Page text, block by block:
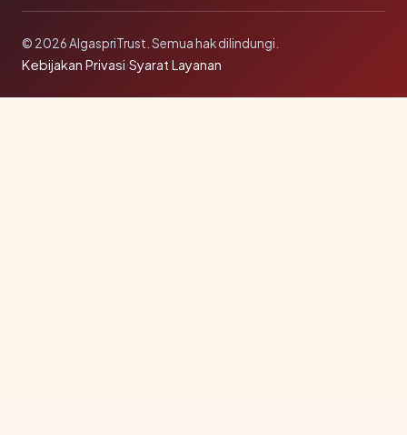
© 2026 AlgaspriTrust. Semua hak dilindungi.
Kebijakan Privasi·Syarat Layanan